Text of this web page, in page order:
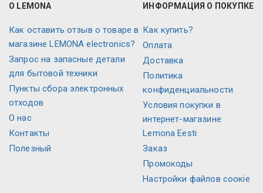
О LEMONA
Как оставить отзыв о товаре в
магазине LEMONA electronics?
Запрос на запасные детали
для бытовой техники
Пункты сбора электронных
отходов
О нас
Контакты
Полезный
ИНФОРМАЦИЯ О ПОКУПКЕ
Как купить?
Оплата
Доставка
Политика
конфиденциальности
Условия покупки в
интернет-магазине
Lemona Eesti
Заказ
Промокоды
Настройки файлов соокіе